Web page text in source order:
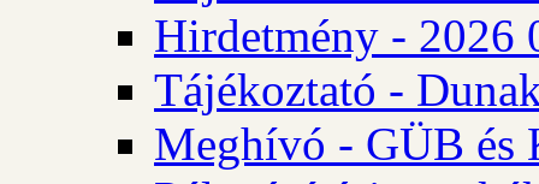
Hirdetmény - 2026
Tájékoztató -
Meghívó - GÜB és